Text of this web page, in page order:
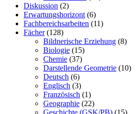
Diskussion (2)
Erwartungshorizont (6)
Fachbereichsarbeiten (11)
Fächer(128)
Bildnerische Erziehung (8)
Biologie (15)
Chemie (37)
Darstellende Geometrie (10)
Deutsch (6)
Englisch (3)
Französisch (1)
Geographie (22)
Geschichte (GSK/PB) (15)